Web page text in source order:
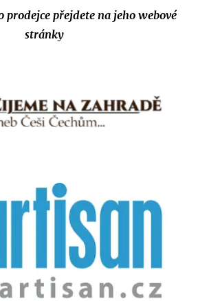
přejdete na jeho webové
stránky